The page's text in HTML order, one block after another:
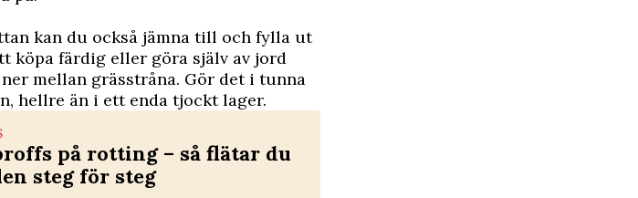
kan du också jämna till och fylla ut
köpa färdig eller göra själv av jord
mellan grässtråna. Gör det i tunna
hellre än i ett enda tjockt lager.
på rotting – så flätar du
steg för steg